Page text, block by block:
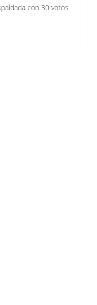
con 30 votos